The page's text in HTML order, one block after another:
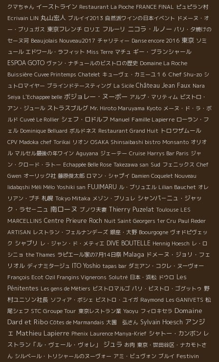
クマちゃん イーストライン Restaurant La Pioche FRANCE FINAL ピュピラン村
Ecrivain LIN 丸山宏人 ブルイイ2013 自然派ワインの日本イベント ドメーヌ・オ
ー・ブリュガス 東京フレンチ ロリエ フルーリ ニコラ・ルノー パリ・夕焼けの
セーヌ河 Beaujolais Nouveau2017 チャリティー Danse encore 2016 東京 ソミ
ュール エドワール・ラフィット Miss Terre マチュ ギー・ブランシャール
ESPOA GOTO ヴァン・ナチュールのビストロの歴史 Domaine La Roche
Buissière Cuvee Printemps Chatelet キューヴェ・カミーユ１６ Chef Shu-zo シ
ュトロマイヤー ブラインドテースティング La Sicile Château Jean Faux Nara
Seiya L'Echappee belle ボジョレー・ヌーボー アルプ・マリティム ビストロ・
アン・ジュール ストラスブルグ Mr. Hiroto Maruyama Kyoto メーヌ・ド・ラ・ボ
ルド Cuveé Le Rollier シェフ・ロドルフ Manuel Famille Lapierre ローラン・フ
ェル Dominique Belluard ボルドネス Restaurant Grand Huit トロワザムール
CPV Madoka chef Torikai リオン OSAKA Shinsaibashi bistro Monsanto オリオ
ル マルセル最後の年ワイン Aguyana ジェーテー Cruise Harrys Bar Paris ジャ
ン・クロード・ラトー Echappée Belle Rose Takezawa san Sud フェニックス Chef
Gwen オーリック社 藤原俊太郎 ロマン・シャプイ Damien Coquelet Nouveau
Iidabqshi Méli Mélo Yoshiki san FUJIMARU ル・ブリュエル Lilian Bauchet オレ
リアン・プチ 札幌 Tokyo Mitaka メゾン・ブリュレ シャンパ－ニュ・ジャッ
ク・ラセ－ニュ 南ローヌ ブノワ夫妻 Thierry Puzelat Toulouse LES
MARCELLINS Centre Prieure Roch Nuit Saint Georgers 1er Cru Paul Reder
ARTISAN レストラン・フェルナンデーズ 銀座・大野 Boourgogne ヴォドピヴェッ
ク シャブリ レ・ジャン・ド・メティエ DIVE BOUTELLE Hennig Hoesch レ・ロ
シニョ the Thames ラピエール家の7月14日祭 Malaga ドメーヌ・ジョリ・フェ
リオル ディナミタージュ ITO Yoshio tapas bar ダミアン・コクレ・ヌーヴォー
François Ecot Ozil Frangins Vignerons Solutré 日本・浜松 ドウロ Les
Pénitentes Les gens de Métiers ビストロマルゴ パリ・ビストロ・ゴグットゥ 野
村ユニソン社長 ソフィア・ボシェ ビストロ・ユイガ Raymond Les GANIVETS 松
尾シェフ STC Groupe Tour 東京レストラン業 Yaoyu フィロキセラ Domaine
Dard et Ribo Côtes de Marmandais 大園 弘さん Sylvain Hoesch アンジ
ェ Mathieu Lapierre Phenix Laurence Manya-Krief シャトー・カンボン レ
ストラン「ル・ヴェール・ヴォレ」
ジュラ お肉 東京・世田谷区・ナカモトさ
ん シルベール・トリシャールのヌーヴォー アミ・ビュヴォン ブルイ Festivin